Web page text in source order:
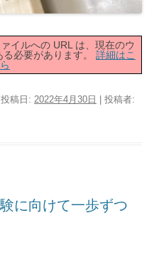
イルへの URL は、現在のウ
必要があります。 詳細はこ
投稿日: 2022年4月30日
投稿者:
に向けて一歩ずつ